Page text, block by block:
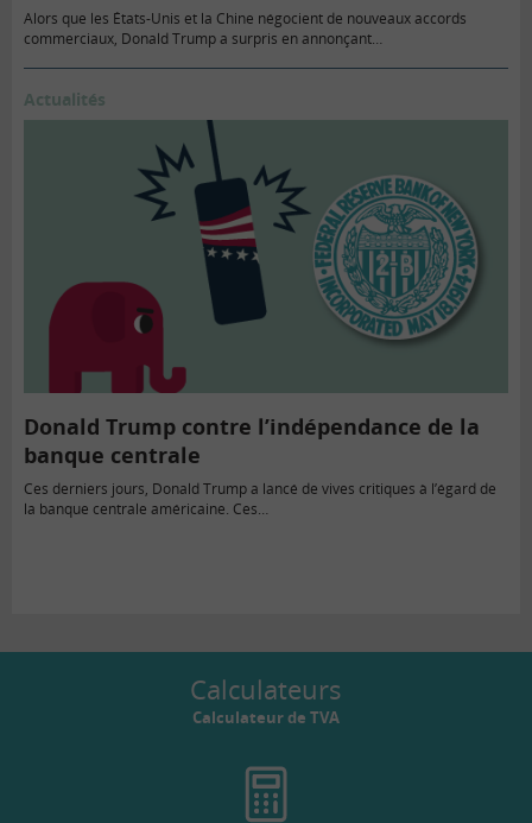
Alors que les États-Unis et la Chine négocient de nouveaux accords
commerciaux, Donald Trump a surpris en annonçant…
Actualités
Donald Trump contre l’indépendance de la
banque centrale
Ces derniers jours, Donald Trump a lancé de vives critiques à l’égard de
la banque centrale américaine. Ces…
Calculateurs
Calculateur de TVA